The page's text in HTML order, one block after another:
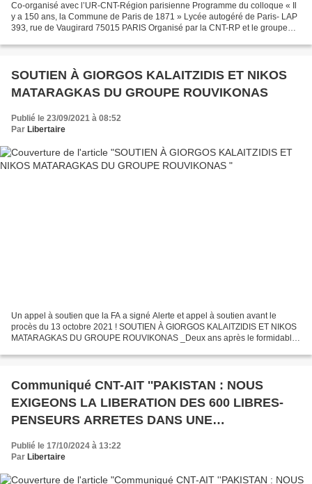
Co-organisé avec l’UR-CNT-Région parisienne Programme du colloque « Il
y a 150 ans, la Commune de Paris de 1871 » Lycée autogéré de Paris- LAP
393, rue de Vaugirard 75015 PARIS Organisé par la CNT-RP et le groupe
SOUTIEN À GIORGOS KALAITZIDIS ET NIKOS
MATARAGKAS DU GROUPE ROUVIKONAS
Publié le 23/09/2021 à 08:52
Par Libertaire
Un appel à soutien que la FA a signé Alerte et appel à soutien avant le
procès du 13 octobre 2021 ! SOUTIEN À GIORGOS KALAITZIDIS ET NIKOS
MATARAGKAS DU GROUPE ROUVIKONAS _Deux ans après le formidable
Communiqué CNT-AIT ''PAKISTAN : NOUS
EXIGEONS LA LIBERATION DES 600 LIBRES-
PENSEURS ARRETES DANS UNE
RELIGIEUX !
Publié le 17/10/2024 à 13:22
Par Libertaire